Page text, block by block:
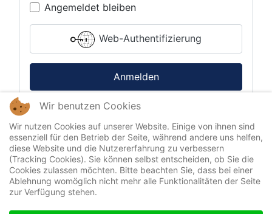
Angemeldet bleiben
Web-Authentifizierung
Anmelden
Passwort vergessen?
Benutzername vergessen?
Wir benutzen Cookies
Wir nutzen Cookies auf unserer Website. Einige von ihnen sind
essenziell für den Betrieb der Seite, während andere uns helfen,
diese Website und die Nutzererfahrung zu verbessern
(Tracking Cookies). Sie können selbst entscheiden, ob Sie die
Cookies zulassen möchten. Bitte beachten Sie, dass bei einer
Ablehnung womöglich nicht mehr alle Funktionalitäten der Seite
zur Verfügung stehen.